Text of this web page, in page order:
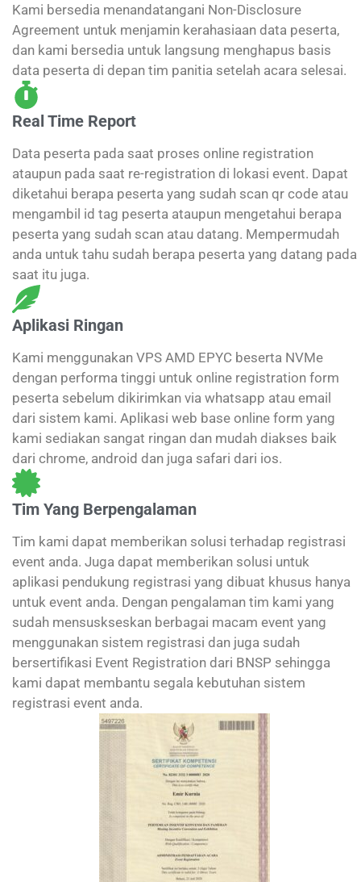
Kami bersedia menandatangani Non-Disclosure
Agreement untuk menjamin kerahasiaan data peserta,
dan kami bersedia untuk langsung menghapus basis
data peserta di depan tim panitia setelah acara selesai.
Real Time Report
Data peserta pada saat proses online registration
ataupun pada saat re-registration di lokasi event. Dapat
diketahui berapa peserta yang sudah scan qr code atau
mengambil id tag peserta ataupun mengetahui berapa
peserta yang sudah scan atau datang. Mempermudah
anda untuk tahu sudah berapa peserta yang datang pada
saat itu juga.
Aplikasi Ringan
Kami menggunakan VPS AMD EPYC beserta NVMe
dengan performa tinggi untuk online registration form
peserta sebelum dikirimkan via whatsapp atau email
dari sistem kami. Aplikasi web base online form yang
kami sediakan sangat ringan dan mudah diakses baik
dari chrome, android dan juga safari dari ios.
Tim Yang Berpengalaman
Tim kami dapat memberikan solusi terhadap registrasi
event anda. Juga dapat memberikan solusi untuk
aplikasi pendukung registrasi yang dibuat khusus hanya
untuk event anda. Dengan pengalaman tim kami yang
sudah mensuskseskan berbagai macam event yang
menggunakan sistem registrasi dan juga sudah
bersertifikasi Event Registration dari BNSP sehingga
kami dapat membantu segala kebutuhan sistem
registrasi event anda.